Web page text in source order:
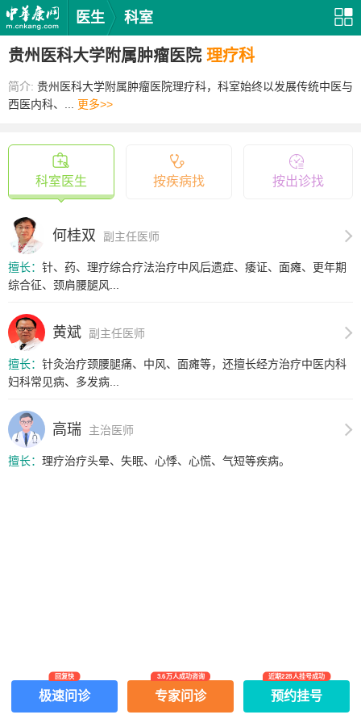
医生 科室
贵州医科大学附属肿瘤医院 理疗科
简介: 贵州医科大学附属肿瘤医院理疗科，科室始终以发展传统中医与
西医内科、... 更多>>
科室医生 按疾病找 按出诊找
何桂双 副主任医师
擅长： 针、药、理疗综合疗法治疗中风后遗症、痿证、面瘫、更年期
综合征、颈肩腰腿风...
黄斌 副主任医师
擅长： 针灸治疗颈腰腿痛、中风、面瘫等，还擅长经方治疗中医内科
妇科常见病、多发病...
高瑞 主治医师
擅长： 理疗治疗头晕、失眠、心悸、心慌、气短等疾病。
网上有害信息举报专区
Copyright ©
中华康网 版权所有
极速问诊
回复快
专家问诊
3.6万人成功咨询
预约挂号
近期228人挂号成功